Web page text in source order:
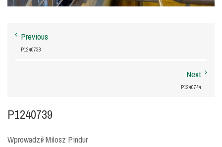
Previous
P1240738
Next
P1240744
P1240739
Wprowadził Milosz Pindur